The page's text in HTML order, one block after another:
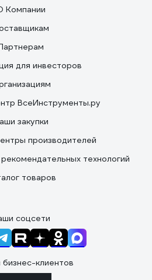
Компании
для инвесторов
ВсеИнструменты.ру
закупки
производителей
технологий
товаров
соцсети
бизнес-клиентов